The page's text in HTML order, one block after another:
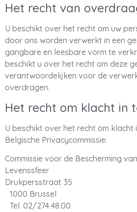
Het recht van
U beschikt over het recht om uw
door ons worden verwerkt in een
gangbare en leesbare vorm te
beschikt u over het recht om deze
verantwoordelijken voor de
overdragen.
Het recht om klacht in
U beschikt over het recht om klacht
Belgische Privacycommissie:
Commissie voor de Bescherming
Levenssfeer
Drukpersstraat 35
1000 Brussel
Tel. 02/274.48.00